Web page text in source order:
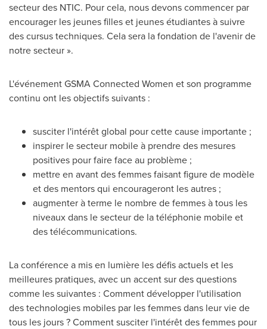
secteur des NTIC. Pour cela, nous devons commencer par
encourager les jeunes filles et jeunes étudiantes à suivre
des cursus techniques. Cela sera la fondation de l'avenir de
notre secteur ».
L'événement GSMA Connected Women et son programme
continu ont les objectifs suivants :
susciter l'intérêt global pour cette cause importante ;
inspirer le secteur mobile à prendre des mesures
positives pour faire face au problème ;
mettre en avant des femmes faisant figure de modèle
et des mentors qui encourageront les autres ;
augmenter à terme le nombre de femmes à tous les
niveaux dans le secteur de la téléphonie mobile et
des télécommunications.
La conférence a mis en lumière les défis actuels et les
meilleures pratiques, avec un accent sur des questions
comme les suivantes : Comment développer l'utilisation
des technologies mobiles par les femmes dans leur vie de
tous les jours ? Comment susciter l'intérêt des femmes pour